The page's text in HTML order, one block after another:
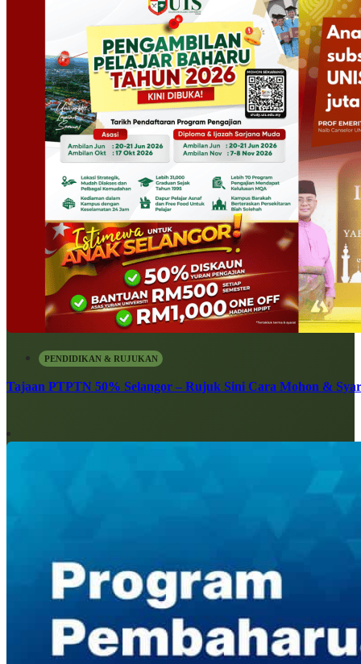
PENDIDIKAN & RUJUKAN
Tajaan PTPTN 50% Selangor – Rujuk Sini Cara Mohon &